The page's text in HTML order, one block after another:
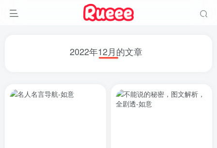
2022年12月的文章